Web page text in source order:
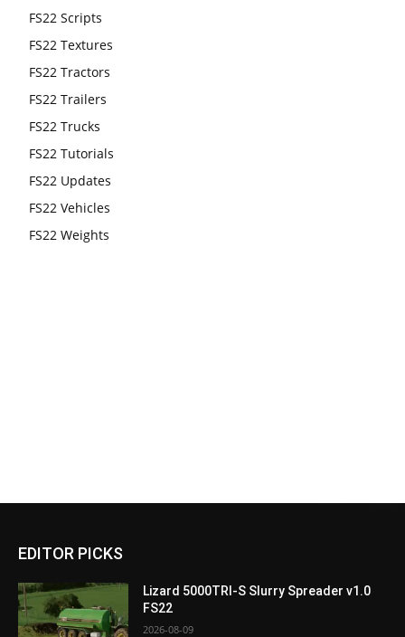
FS22 Scripts
FS22 Textures
FS22 Tractors
FS22 Trailers
FS22 Trucks
FS22 Tutorials
FS22 Updates
FS22 Vehicles
FS22 Weights
EDITOR PICKS
Lizard 5000TRI-S Slurry Spreader v1.0
FS22
2026-08-09